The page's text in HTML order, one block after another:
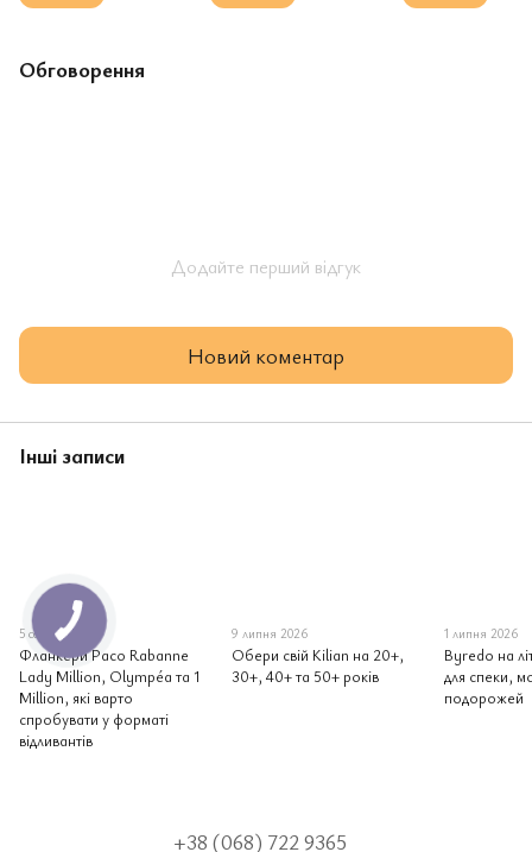
Обговорення
Додайте перший відгук
Новий коментар
Інші записи
5 серпня 2026
Фланкери Paco Rabanne
Lady Million, Olympéa та 1
Million, які варто
спробувати у форматі
відливантів
9 липня 2026
Обери свій Kilian на 20+,
30+, 40+ та 50+ років
1 липня 2026
Byredo на
для спеки,
подорожей
+38 (068) 722 9365